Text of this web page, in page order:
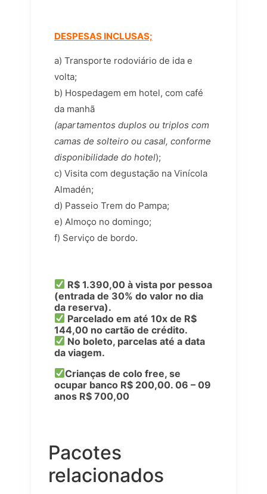
DESPESAS INCLUSAS;
a) Transporte rodoviário de ida e
volta;
b) Hospedagem em hotel, com café
da manhã
(apartamentos duplos ou triplos com
camas de solteiro ou casal, conforme
disponibilidade do hotel);
c) Visita com degustação na Vinícola
Almadén;
d) Passeio Trem do Pampa;
e) Almoço no domingo;
f) Serviço de bordo.
R$ 1.390,00 à vista por pessoa
(entrada de 30% do valor no dia
da reserva).
Parcelado em até 10x de R$
144,00 no cartão de crédito.
No boleto, parcelas até a data
da viagem.
Crianças de colo free, se
ocupar banco R$ 200,00. 06 – 09
anos R$ 700,00
Pacotes
relacionados